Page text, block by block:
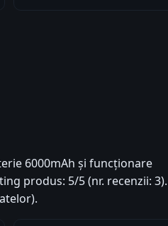
6000mAh și funcționare
produs: 5/5 (nr. recenzii: 3).